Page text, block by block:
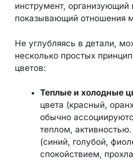
инструмент, организующий
показывающий отношения
Не углубляясь в детали,
несколько простых
цветов:
Теплые и холодные
цвета (красный,
обычно
теплом,
(синий, голубой,
спокойствием,